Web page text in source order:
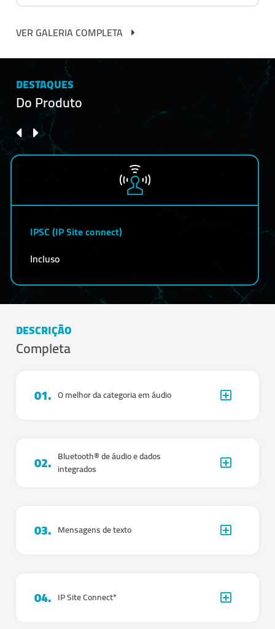
VER GALERIA COMPLETA
DESTAQUES
Do Produto
IPSC (IP Site connect)
Incluso
DESCRIÇÃO
Completa
01. O melhor da categoria em áudio
02. Bluetooth® de áudio e dados
integrados
03. Mensagens de texto
04. IP Site Connect*